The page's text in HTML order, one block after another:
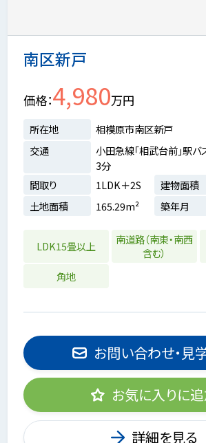
南区新戸
価格 4,980万円
所在地
相模原市南区新戸
交通
小田急線「相武台前」駅
3分
間取り
1LDK＋2S 建物面積
土地面積
165.29m² 築年月
LDK15畳以上
南道路（南東・南西
含む）
角地
お問い合わせ・見
お気に入りに
詳細を見る